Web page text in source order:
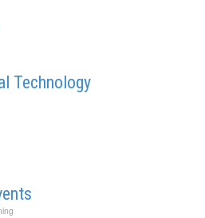
Technology